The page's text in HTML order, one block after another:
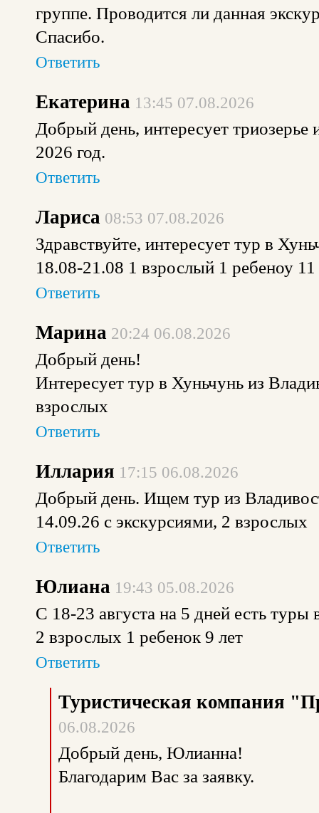
группе. Проводится ли данная
Спасибо.
Ответить
Екатерина 13:45 07.08.2026
Добрый день, интересует триозерье
2026 год.
Ответить
Лариса 08:53 07.08.2026
Здравствуйте, интересует тур в
18.08-21.08 1 взрослый 1 ребеноу 11
Ответить
Марина 20:24 06.08.2026
Добрый день!
Интересует тур в Хуньчунь из
взрослых
Ответить
Иллария 17:15 06.08.2026
Добрый день. Ищем тур из
14.09.26 с экскурсиями, 2 взрослых
Ответить
Юлиана 19:43 05.08.2026
С 18-23 августа на 5 дней есть туры
2 взрослых 1 ребенок 9 лет
Ответить
Туристическая компания
06.08.2026
Добрый день, Юлианна!
Благодарим Вас за заявку.